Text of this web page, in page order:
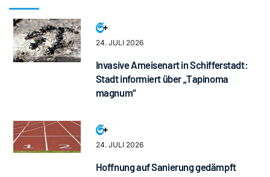
24. JULI 2026
Invasive Ameisenart in Schifferstadt:
Stadt informiert über „Tapinoma
magnum“
24. JULI 2026
Hoffnung auf Sanierung gedämpft